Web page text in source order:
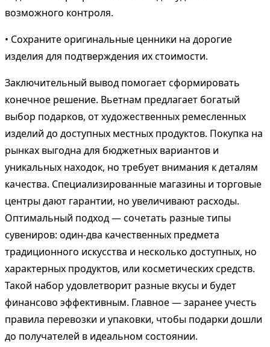
возможного контроля.
• Сохраните оригинальные ценники на дорогие
изделия для подтверждения их стоимости.
Заключительный вывод помогает сформировать
конечное решение. Вьетнам предлагает богатый
выбор подарков, от художественных ремесленных
изделий до доступных местных продуктов. Покупка на
рынках выгодна для бюджетных вариантов и
уникальных находок, но требует внимания к деталям
качества. Специализированные магазины и торговые
центры дают гарантии, но увеличивают расходы.
Оптимальный подход — сочетать разные типы
сувениров: один-два качественных предмета
традиционного искусства и несколько доступных, но
характерных продуктов, или косметических средств.
Такой набор удовлетворит разные вкусы и будет
финансово эффективным. Главное — заранее учесть
правила перевозки и упаковки, чтобы подарки дошли
до получателей в идеальном состоянии.